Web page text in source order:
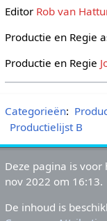
Editor Rob van
Productie en Regie
Productie en Regie
Categorieën:
Productielijst B
Deze pagina is
nov 2022 om 16:13.
De inhoud is